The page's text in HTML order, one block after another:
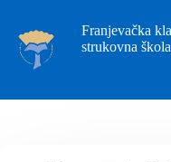
Franjevačka
strukovna